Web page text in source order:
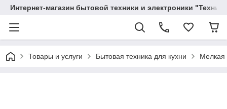
Интернет-магазин бытовой техники и электроники
Товары и услуги Бытовая техника для кухни Мелкая